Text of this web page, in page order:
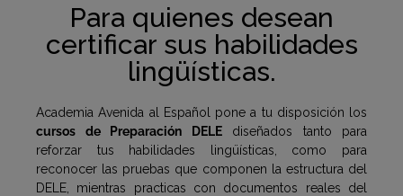
Para quienes desean
certificar sus habilidades
lingüísticas.
Academia Avenida al Español pone a tu disposición los
cursos de Preparación DELEdiseñados tanto para
reforzar tus habilidades lingüísticas, como para
reconocer las pruebas que componen la estructura del
DELE, mientras practicas con documentos reales del